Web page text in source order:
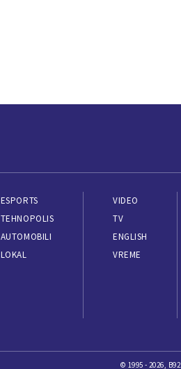
ESPORTS
TEHNOPOLIS
AUTOMOBILI
LOKAL
VIDEO
TV
ENGLISH
VREME
© 1995 - 2026, B92